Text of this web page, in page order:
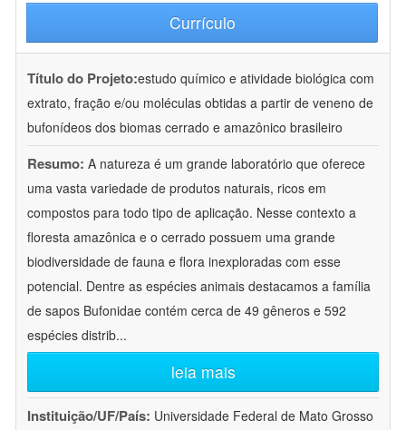
Currículo
Título do Projeto:estudo químico e atividade biológica com
extrato, fração e/ou moléculas obtidas a partir de veneno de
bufonídeos dos biomas cerrado e amazônico brasileiro
Resumo: A natureza é um grande laboratório que oferece
uma vasta variedade de produtos naturais, ricos em
compostos para todo tipo de aplicação. Nesse contexto a
floresta amazônica e o cerrado possuem uma grande
biodiversidade de fauna e flora inexploradas com esse
potencial. Dentre as espécies animais destacamos a família
de sapos Bufonidae contém cerca de 49 gêneros e 592
espécies distrib...
leia mais
Instituição/UF/País: Universidade Federal de Mato Grosso